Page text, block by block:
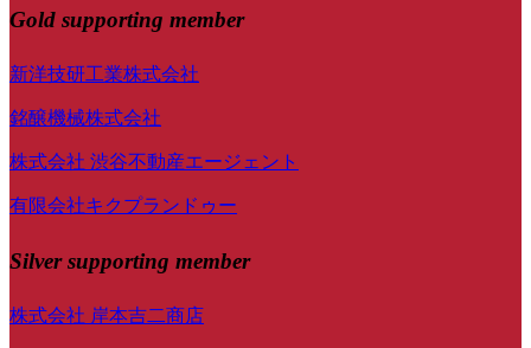
Gold supporting member
新洋技研工業株式会社
銘醸機械株式会社
株式会社 渋谷不動産エージェント
有限会社キクプランドゥー
Silver supporting member
株式会社 岸本吉二商店